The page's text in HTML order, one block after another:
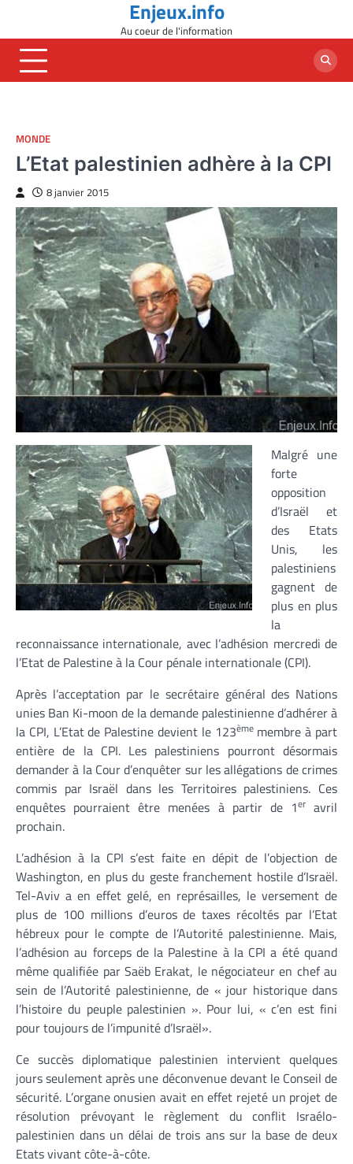
content
Enjeux.info
Au coeur de l'information
MONDE
L’Etat palestinien adhère à la CPI
8 janvier 2015
Malgré une
forte
opposition
d’Israël et
des Etats
Unis, les
palestiniens
gagnent de
plus en plus
la
reconnaissance internationale, avec l’adhésion mercredi de
l’Etat de Palestine à la Cour pénale internationale (CPI).
Après l’acceptation par le secrétaire général des Nations
unies Ban Ki-moon de la demande palestinienne d’adhérer à
la CPI, L’Etat de Palestine devient le 123èmemembre à part
entière de la CPI. Les palestiniens pourront désormais
demander à la Cour d’enquêter sur les allégations de crimes
commis par Israël dans les Territoires palestiniens. Ces
enquêtes pourraient être menées à partir de 1eravril
prochain.
L’adhésion à la CPI s’est faite en dépit de l’objection de
Washington, en plus du geste franchement hostile d’Israël.
Tel-Aviv a en effet gelé, en représailles, le versement de
plus de 100 millions d’euros de taxes récoltés par l’Etat
hébreux pour le compte de l’Autorité palestinienne. Mais,
l’adhésion au forceps de la Palestine à la CPI a été quand
même qualifiée par Saëb Erakat, le négociateur en chef au
sein de l’Autorité palestinienne, de « jour historique dans
l’histoire du peuple palestinien ». Pour lui, « c’en est fini
pour toujours de l’impunité d’Israël».
Ce succès diplomatique palestinien intervient quelques
jours seulement après une déconvenue devant le Conseil de
sécurité. L’organe onusien avait en effet rejeté un projet de
résolution prévoyant le règlement du conflit Israélo-
palestinien dans un délai de trois ans sur la base de deux
Etats vivant côte-à-côte.